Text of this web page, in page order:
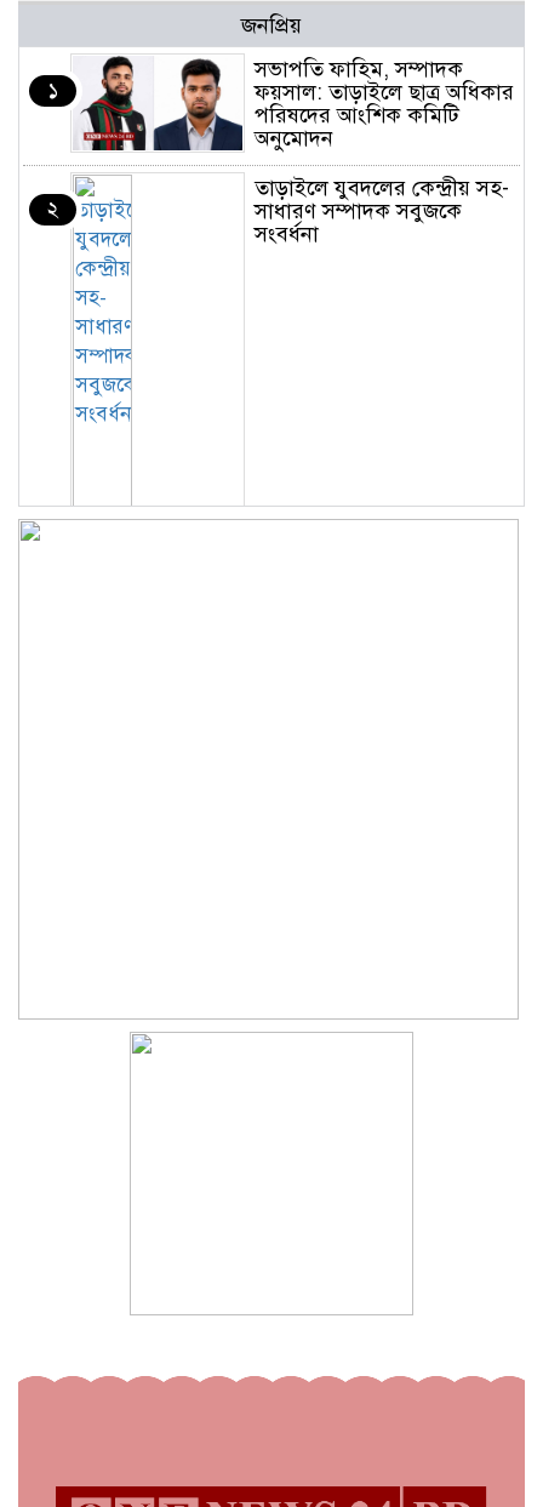
জনপ্রিয়
১
সভাপতি ফাহিম, সম্পাদক
ফয়সাল: তাড়াইলে ছাত্র অধিকার
পরিষদের আংশিক কমিটি
অনুমোদন
২
তাড়াইলে যুবদলের কেন্দ্রীয় সহ-
সাধারণ সম্পাদক সবুজকে
সংবর্ধনা